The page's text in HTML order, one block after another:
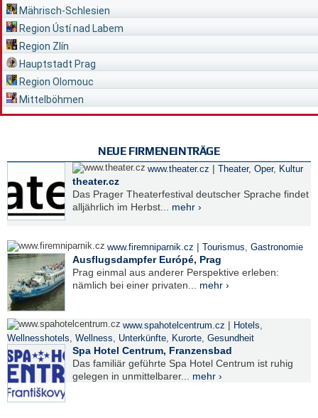
Mährisch-Schlesien
Region Ústí nad Labem
Region Zlín
Hauptstadt Prag
Region Olomouc
Mittelböhmen
NEUE FIRMENEINTRÄGE
www.theater.cz | Theater, Oper, Kultur
theater.cz
Das Prager Theaterfestival deutscher Sprache findet
alljährlich im Herbst... mehr ›
www.firemniparnik.cz | Tourismus, Gastronomie
Ausflugsdampfer Európé, Prag
Prag einmal aus anderer Perspektive erleben:
nämlich bei einer privaten... mehr ›
www.spahotelcentrum.cz | Hotels,
Wellnesshotels, Wellness, Unterkünfte, Kurorte, Gesundheit
Spa Hotel Centrum, Franzensbad
Das familiär geführte Spa Hotel Centrum ist ruhig
gelegen in unmittelbarer... mehr ›